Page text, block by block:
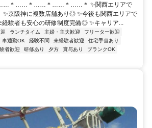
＊……＊……＊……＊……＊ ✨関西エリアで
✨京阪神に複数店舗あり◎ ✨今後も関西エリアで
験者も安心の研修制度完備◎ ✨キャリア...
ランチタイム 主婦・主夫歓迎
フリーター歓迎
車通勤OK 経験不問 未経験者歓迎
住宅手当あり
者歓迎 研修あり 夕方 賞与あり
ブランクOK